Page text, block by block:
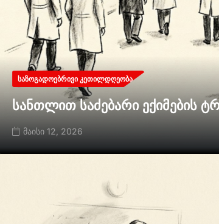
ᲡᲐᲖᲝᲒᲐᲓᲝᲔᲑᲠᲘᲕᲘ ᲙᲔᲗᲘᲚᲓᲦᲔᲝᲑᲐ
სანთლით საძებარი ექიმების
მაისი 12, 2026